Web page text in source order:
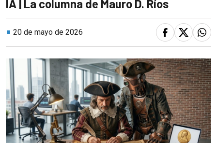
IA | La columna de Mauro D. Ríos
20 de mayo de 2026